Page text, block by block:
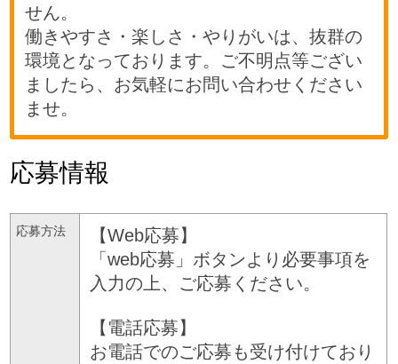
せん。
働きやすさ・楽しさ・やりがいは、抜群の
環境となっております。ご不明点等ござい
ましたら、お気軽にお問い合わせください
ませ。
応募情報
応募方法
【Web応募】
「web応募」ボタンより必要事項を
入力の上、ご応募ください。
【電話応募】
お電話でのご応募も受け付けており